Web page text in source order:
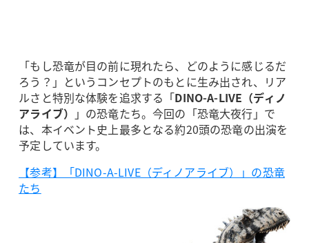
「もし恐竜が目の前に現れたら、どのように感じるだ
ろう？」というコンセプトのもとに生み出され、リア
ルさと特別な体験を追求する「DINO-A-LIVE（ディノ
アライブ） 」の恐竜たち。今回の「恐竜大夜行」で
は、本イベント史上最多となる約20頭の恐竜の出演を
予定しています。
【参考】「DINO-A-LIVE（ディノアライブ）」の恐竜
たち